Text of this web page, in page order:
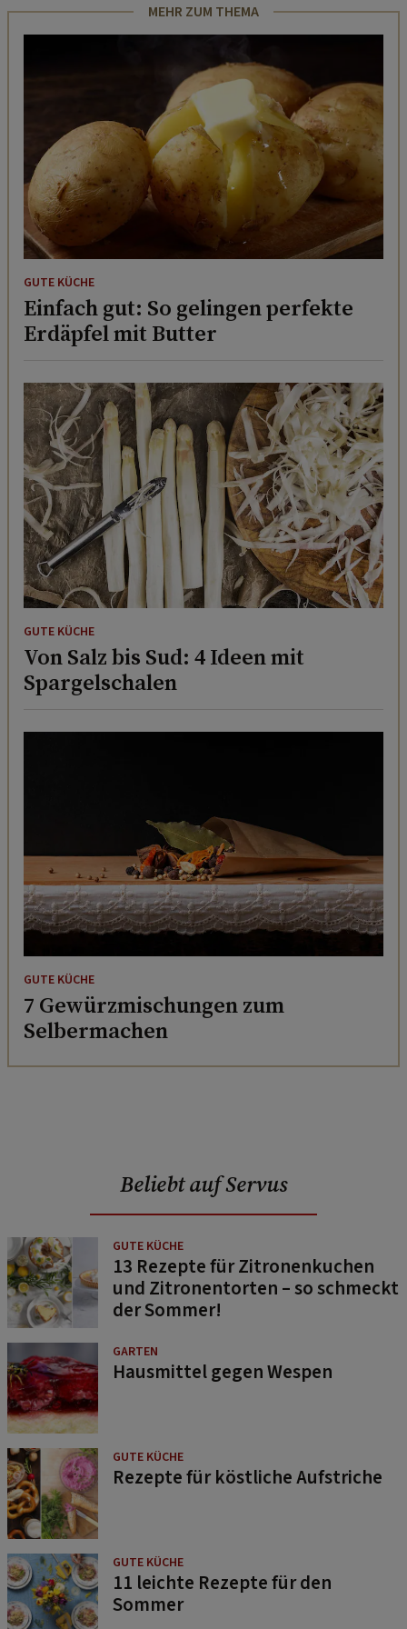
MEHR ZUM THEMA
GUTE KÜCHE
Einfach gut: So gelingen perfekte
Erdäpfel mit Butter
GUTE KÜCHE
Von Salz bis Sud: 4 Ideen mit
Spargelschalen
GUTE KÜCHE
7 Gewürzmischungen zum
Selbermachen
Beliebt auf Servus
GUTE KÜCHE
13 Rezepte für Zitronenkuchen
und Zitronentorten – so schmeckt
der Sommer!
GARTEN
Hausmittel gegen Wespen
GUTE KÜCHE
Rezepte für köstliche Aufstriche
GUTE KÜCHE
11 leichte Rezepte für den
Sommer